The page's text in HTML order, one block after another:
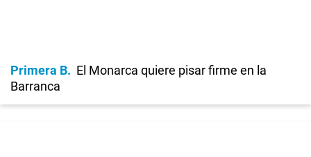
Primera B
El Monarca quiere pisar firme en la
Barranca